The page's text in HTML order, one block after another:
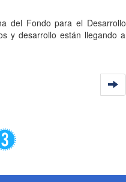
del Fondo para el Desarrollo
y desarrollo están llegando a